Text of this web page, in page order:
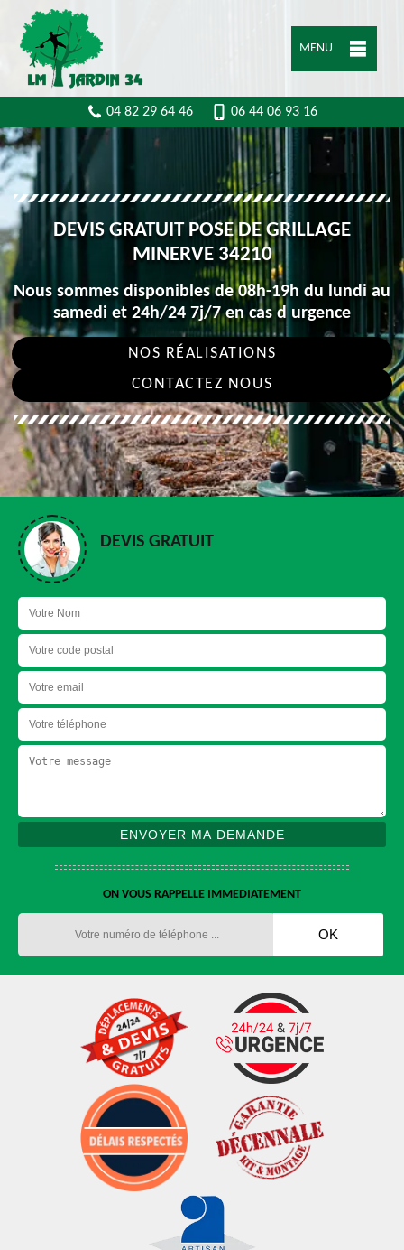
MENU
04 82 29 64 46 06 44 06 93 16
DEVIS GRATUIT POSE DE GRILLAGE
MINERVE 34210
Nous sommes disponibles de 08h-19h du lundi au
samedi et 24h/24 7j/7 en cas d urgence
NOS RÉALISATIONS
CONTACTEZ NOUS
DEVIS GRATUIT
ON VOUS RAPPELLE IMMEDIATEMENT